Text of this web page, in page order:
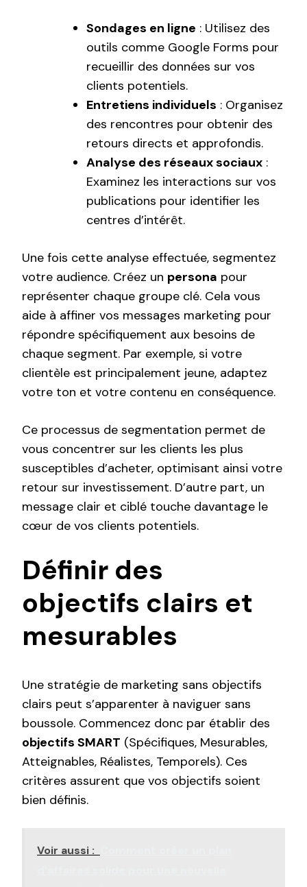
Sondages en ligne : Utilisez des
outils comme Google Forms pour
recueillir des données sur vos
clients potentiels.
Entretiens individuels : Organisez
des rencontres pour obtenir des
retours directs et approfondis.
Analyse des réseaux sociaux :
Examinez les interactions sur vos
publications pour identifier les
centres d’intérêt.
Une fois cette analyse effectuée, segmentez
votre audience. Créez un persona pour
représenter chaque groupe clé. Cela vous
aide à affiner vos messages marketing pour
répondre spécifiquement aux besoins de
chaque segment. Par exemple, si votre
clientèle est principalement jeune, adaptez
votre ton et votre contenu en conséquence.
Ce processus de segmentation permet de
vous concentrer sur les clients les plus
susceptibles d’acheter, optimisant ainsi votre
retour sur investissement. D’autre part, un
message clair et ciblé touche davantage le
cœur de vos clients potentiels.
Définir des
objectifs clairs et
mesurables
Une stratégie de marketing sans objectifs
clairs peut s’apparenter à naviguer sans
boussole. Commencez donc par établir des
objectifs SMART (Spécifiques, Mesurables,
Atteignables, Réalistes, Temporels). Ces
critères assurent que vos objectifs soient
bien définis.
Voir aussi :